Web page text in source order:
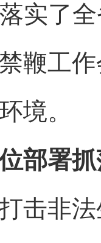
实了
鞭工
境。
部署
非法